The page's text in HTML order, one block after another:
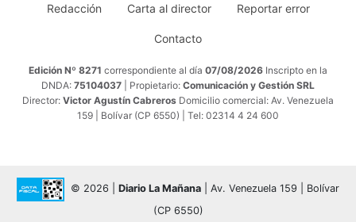
Redacción Carta al director Reportar error
Contacto
Edición Nº 8271 correspondiente al día 07/08/2026 Inscripto en la
DNDA: 75104037 | Propietario: Comunicación y Gestión SRL
Director: Victor Agustín Cabreros Domicilio comercial: Av. Venezuela
159 | Bolívar (CP 6550) | Tel: 02314 4 24 600
© 2026 | Diario La Mañana | Av. Venezuela 159 | Bolívar
(CP 6550)